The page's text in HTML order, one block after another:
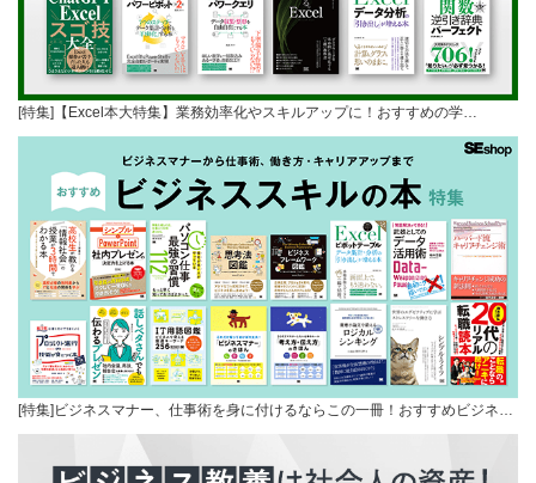
[特集]【Excel本大特集】業務効率化やスキルアップに！おすすめの学…
[特集]ビジネスマナー、仕事術を身に付けるならこの一冊！おすすめビジネ…